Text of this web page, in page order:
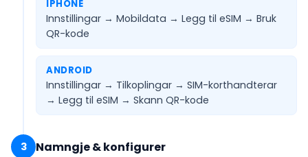
IPHONE
Innstillingar → Mobildata → Legg til eSIM → Bruk
QR-kode
ANDROID
Innstillingar → Tilkoplingar → SIM-korthandterar
→ Legg til eSIM → Skann QR-kode
3 Namngje & konfigurer